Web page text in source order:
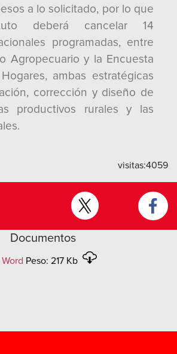
a lo solicitado, por lo que
deberá cancelar 14
programadas, entre
Agropecuario y la Encuesta
ambas estratégicas
corrección y diseño de
productivos rurales y las
visitas:4059
Documentos
Word Peso: 217 Kb